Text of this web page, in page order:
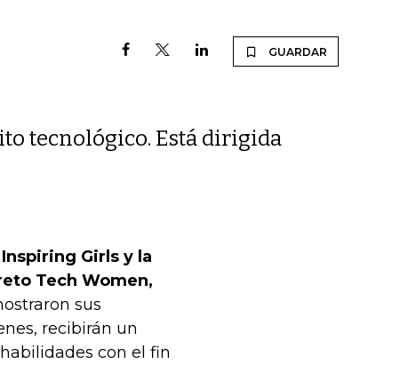
GUARDAR
tecnológico. Está dirigida
Girls y la
Tech Women,
sus
recibirán un
con el fin